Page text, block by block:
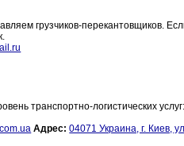
грузчиков-перекантовщиков.
транспортно-логистических
Адрес: 04071 Украина, г. Киев,